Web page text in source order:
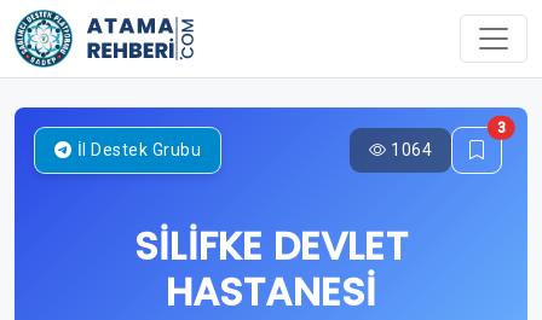
SİLİFKE DEVLET
HASTANESİ
İl Destek Grubu 1064
3